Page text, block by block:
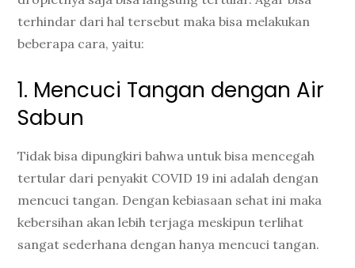
terhindar dari hal tersebut maka bisa melakukan
beberapa cara, yaitu:
1. Mencuci Tangan dengan Air
Sabun
Tidak bisa dipungkiri bahwa untuk bisa mencegah
tertular dari penyakit COVID 19 ini adalah dengan
mencuci tangan. Dengan kebiasaan sehat ini maka
kebersihan akan lebih terjaga meskipun terlihat
sangat sederhana dengan hanya mencuci tangan.